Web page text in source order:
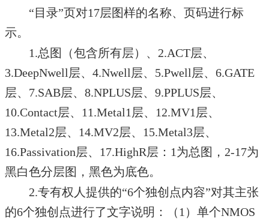
“目录”页对17层图样的名称、页码进行标
示。
1.总图（包含所有层）、2.ACT层、
3.DeepNwell层、4.Nwell层、5.Pwell层、6.GATE
层、7.SAB层、8.NPLUS层、9.PPLUS层、
10.Contact层、11.Metal1层、12.MV1层、
13.Metal2层、14.MV2层、15.Metal3层、
16.Passivation层、17.HighR层：1为总图，2-17为
黑白色分层图，黑色为底色。
2.专有权人提供的“6个独创点内容”对其主张
的6个独创点进行了文字说明：（1）单个NMOS